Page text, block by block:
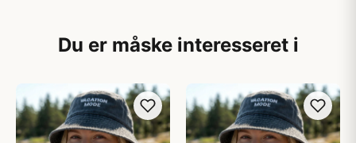
Du er måske interesseret i